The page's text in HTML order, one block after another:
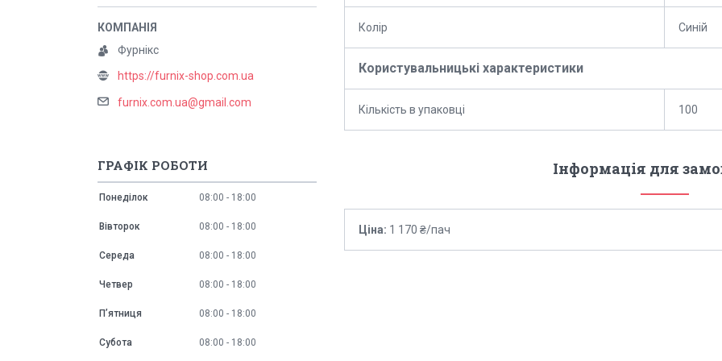
Колір Синій
Користувальницькі характеристики
Кількість в упаковці 100
Інформація для
Ціна: 1 170 ₴/пач
Фурнікс
https://furnix-shop.com.ua
furnix.com.ua@gmail.com
ГРАФІК РОБОТИ
Понеділок 08:00 18:00
Вівторок 08:00 18:00
Середа 08:00 18:00
Четвер 08:00 18:00
Пʼятниця 08:00 18:00
Субота 08:00 18:00